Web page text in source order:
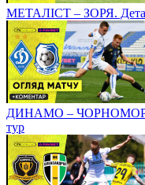
МЕТАЛІСТ – ЗОРЯ.
ДИНАМО –
тур